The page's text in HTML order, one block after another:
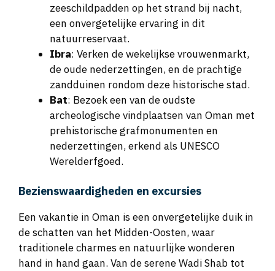
zeeschildpadden op het strand bij nacht,
een onvergetelijke ervaring in dit
natuurreservaat.
Ibra: Verken de wekelijkse vrouwenmarkt,
de oude nederzettingen, en de prachtige
zandduinen rondom deze historische stad.
Bat: Bezoek een van de oudste
archeologische vindplaatsen van Oman met
prehistorische grafmonumenten en
nederzettingen, erkend als UNESCO
Werelderfgoed.
Bezienswaardigheden en excursies
Een vakantie in Oman is een onvergetelijke duik in
de schatten van het Midden-Oosten, waar
traditionele charmes en natuurlijke wonderen
hand in hand gaan. Van de serene Wadi Shab tot